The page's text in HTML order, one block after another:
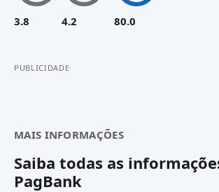
3.8 4.2 80.0
PUBLICIDADE
MAIS INFORMAÇÕES
Saiba todas as
PagBank